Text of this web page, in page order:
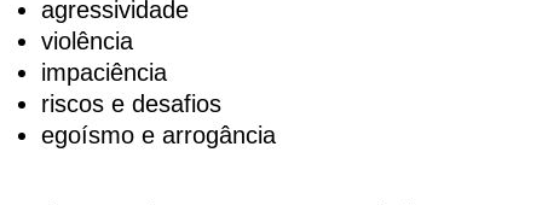
agressividade
violência
impaciência
riscos e desafios
egoísmo e arrogância